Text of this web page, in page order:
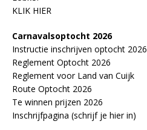
KLIK HIER
Carnavalsoptocht 2026
Instructie inschrijven optocht 2026
Reglement Optocht 2026
Reglement voor Land van Cuijk
Route Optocht 2026
Te winnen prijzen 2026
Inschrijfpagina (schrijf je hier in)